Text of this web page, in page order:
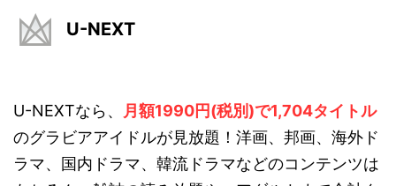
U-NEXT
U-NEXTなら、 月額1990円(税別)で1,704タイトル
のグラビアアイドルが見放題！洋画、邦画、海外ド
ラマ、国内ドラマ、韓流ドラマなどのコンテンツは